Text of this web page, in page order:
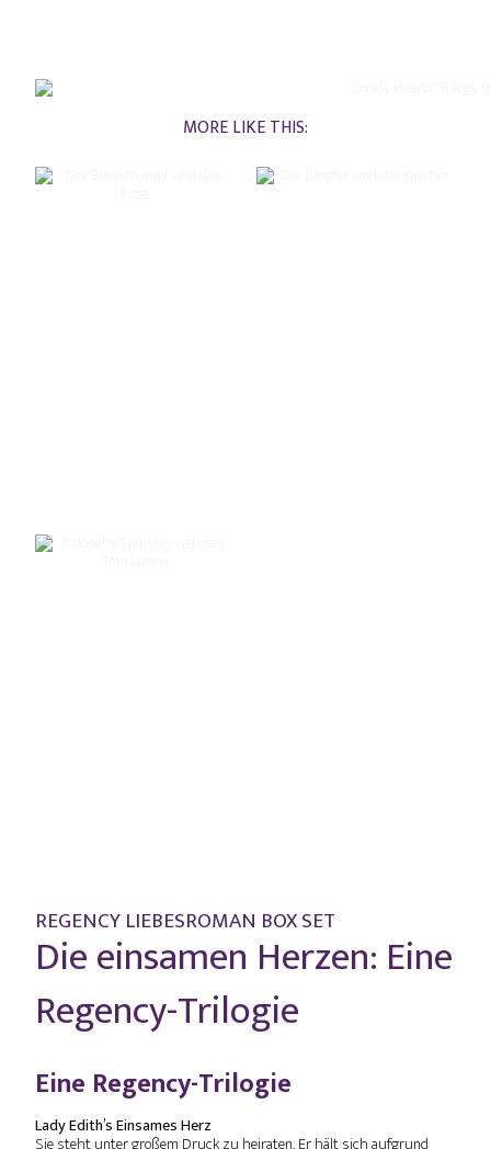
MORE LIKE THIS:
REGENCY LIEBESROMAN BOX SET
Die einsamen Herzen: Eine
Regency-Trilogie
Eine Regency-Trilogie
Lady Edith’s Einsames Herz